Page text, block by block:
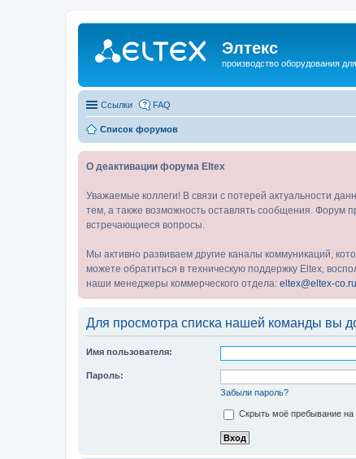
Элтекс
производство оборудования
Ссылки FAQ
Список форумов
О деактивации форума Eltex
Уважаемые коллеги! В связи с потерей актуальности
тем, а также возможность оставлять сообщения. Форум
встречающиеся вопросы.
Мы активно развиваем другие каналы коммуникаций,
можете обратиться в техническую поддержку Eltex,
наши менеджеры коммерческого отдела: eltex@eltex-co.ru
Для просмотра списка нашей команды вы
Имя пользователя:
Пароль:
Забыли пароль?
Скрыть моё пребывание на